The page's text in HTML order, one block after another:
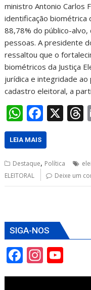
ministro Antonio Carlos
identificação biométrica
88,78% do público-
pessoas. A presidente
ressaltou que o
biométricos da Justiça
jurídica e integridade
cadastro eleitoral, a
W
h
at
s
A
p
F
ac
e
b
o
o
X
a
s
LEIA MAIS
Destaque, Política
ELEITORAL
Deixe um
SIGA-NOS
F
ac
In
st o